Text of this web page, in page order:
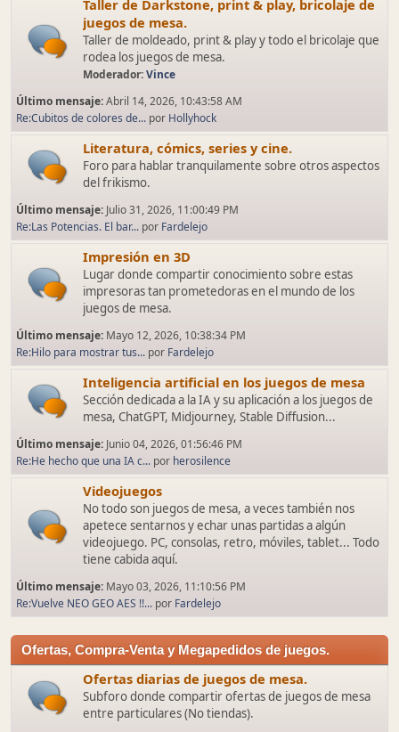
Taller de Darkstone, print & play, bricolaje de
juegos de mesa.
Taller de moldeado, print & play y todo el bricolaje que
rodea los juegos de mesa.
Moderador:Vince
Último mensaje:Abril 14, 2026, 10:43:58 AM
Re:Cubitos de colores de... por Hollyhock
Literatura, cómics, series y cine.
Foro para hablar tranquilamente sobre otros aspectos
del frikismo.
Último mensaje: Julio 31, 2026, 11:00:49 PM
Re:Las Potencias. El bar... por Fardelejo
Impresión en 3D
Lugar donde compartir conocimiento sobre estas
impresoras tan prometedoras en el mundo de los
juegos de mesa.
Último mensaje: Mayo 12, 2026, 10:38:34 PM
Re:Hilo para mostrar tus... por Fardelejo
Inteligencia artificial en los juegos de mesa
Sección dedicada a la IA y su aplicación a los juegos de
mesa, ChatGPT, Midjourney, Stable Diffusion...
Último mensaje: Junio 04, 2026, 01:56:46 PM
Re:He hecho que una IA c... por herosilence
Videojuegos
No todo son juegos de mesa, a veces también nos
apetece sentarnos y echar unas partidas a algún
videojuego. PC, consolas, retro, móviles, tablet... Todo
tiene cabida aquí.
Último mensaje: Mayo 03, 2026, 11:10:56 PM
Re:Vuelve NEO GEO AES !!... por Fardelejo
Ofertas, Compra-Venta y Megapedidos de juegos.
Ofertas diarias de juegos de mesa.
Subforo donde compartir ofertas de juegos de mesa
entre particulares (No tiendas).